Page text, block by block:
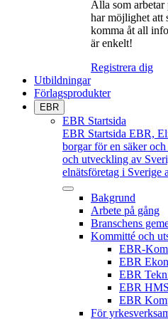
Alla som arbetar
har möjlighet att
komma åt all
är enkelt!
Registrera dig
Utbildningar
Förlagsprodukter
EBR
EBR Startsida
EBR Startsida EBR,
borgar för en säker
och utveckling av
elnätsföretag i Sverige
Bakgrund
Arbete på gång
Branschens
Kommitté och
EBR-
EBR
EBR
EBR
EBR
För